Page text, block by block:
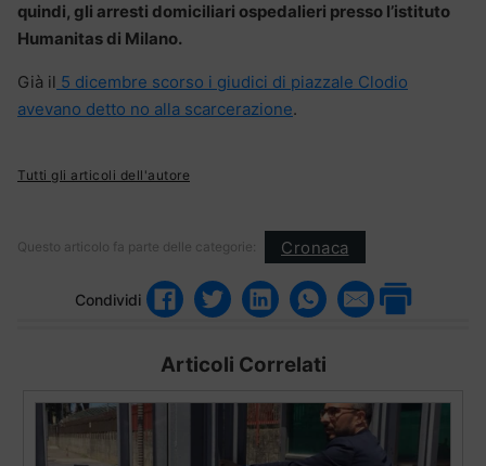
quindi, gli arresti domiciliari ospedalieri presso l’istituto
Humanitas di Milano.
Già il 5 dicembre scorso i giudici di piazzale Clodio
avevano detto no alla scarcerazione.
Tutti gli articoli dell'autore
Questo articolo fa parte delle categorie: Cronaca
Condividi
Articoli Correlati